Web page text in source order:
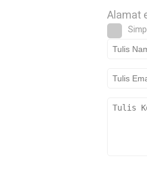
Alamat